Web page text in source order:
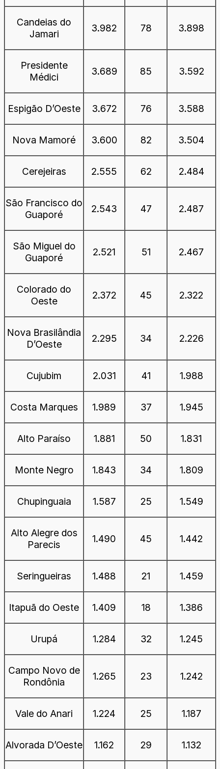
Candeias do
Jamari
3.982 78 3.898
Presidente
Médici
3.689 85 3.592
Espigão D’Oeste 3.672 76 3.588
Nova Mamoré 3.600 82 3.504
Cerejeiras 2.555 62 2.484
São Francisco do
Guaporé
2.543 47 2.487
São Miguel do
Guaporé
2.521 51 2.467
Colorado do
Oeste
2.372 45 2.322
Nova Brasilândia
D’Oeste
2.295 34 2.226
Cujubim 2.031 41 1.988
Costa Marques 1.989 37 1.945
Alto Paraíso 1.881 50 1.831
Monte Negro 1.843 34 1.809
Chupinguaia 1.587 25 1.549
Alto Alegre dos
Parecis
1.490 45 1.442
Seringueiras 1.488 21 1.459
Itapuã do Oeste 1.409 18 1.386
Urupá 1.284 32 1.245
Campo Novo de
Rondônia
1.265 23 1.242
Vale do Anari 1.224 25 1.187
Alvorada D’Oeste 1.162 29 1.132